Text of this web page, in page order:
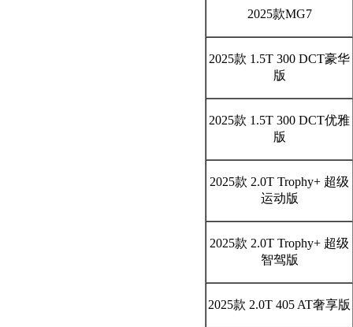
2025款MG7
2025款 1.5T 300 DCT豪华
版
2025款 1.5T 300 DCT优雅
版
2025款 2.0T Trophy+ 超级
运动版
2025款 2.0T Trophy+ 超级
智驾版
2025款 2.0T 405 AT奢享版